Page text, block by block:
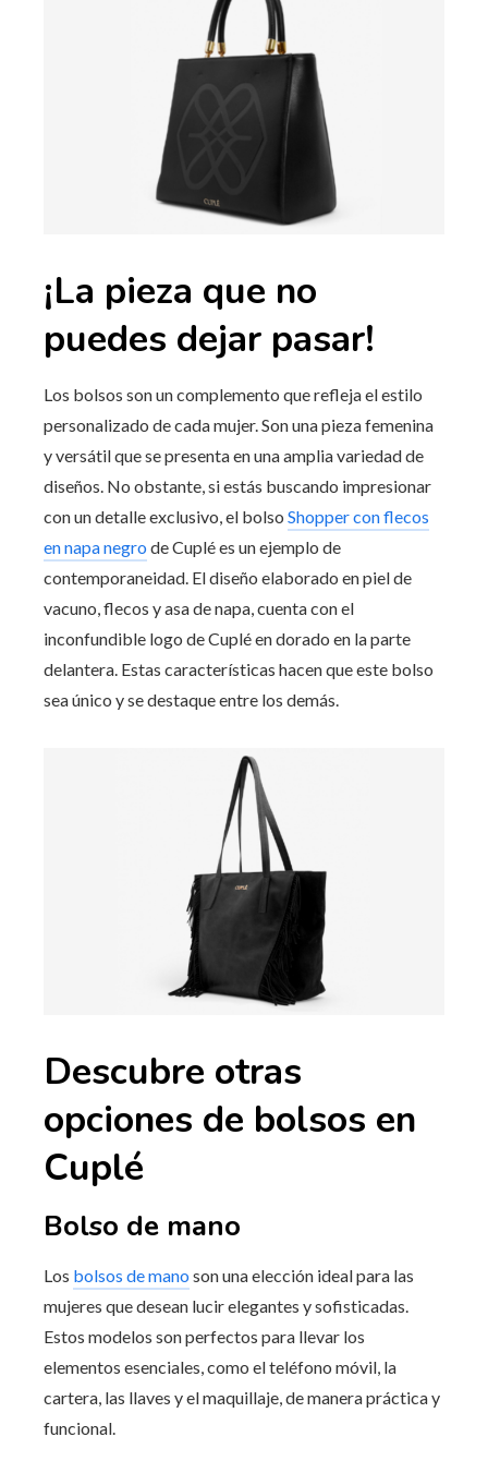
¡La pieza que no
puedes dejar pasar!
Los bolsos son un complemento que refleja el estilo
personalizado de cada mujer. Son una pieza femenina
y versátil que se presenta en una amplia variedad de
diseños. No obstante, si estás buscando impresionar
con un detalle exclusivo, el bolso Shopper con flecos
en napa negro de Cuplé es un ejemplo de
contemporaneidad. El diseño elaborado en piel de
vacuno, flecos y asa de napa, cuenta con el
inconfundible logo de Cuplé en dorado en la parte
delantera. Estas características hacen que este bolso
sea único y se destaque entre los demás.
Descubre otras
opciones de bolsos en
Cuplé
Bolso de mano
Los bolsos de mano son una elección ideal para las
mujeres que desean lucir elegantes y sofisticadas.
Estos modelos son perfectos para llevar los
elementos esenciales, como el teléfono móvil, la
cartera, las llaves y el maquillaje, de manera práctica y
funcional.